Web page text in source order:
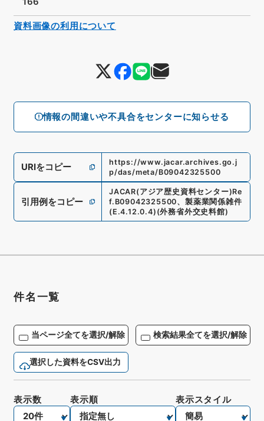
情報の間違いや不具合をセンターに知らせる
URIをコピー
https://www.jacar.archives.go.j
p/das/meta/B09042325500
引用例をコピー
JACAR(アジア歴史資料センター)Re
f. B09042325500、 製薬業関係雑件
(E.4.12.0.4) (外務省外交史料館)
資料画像の利用について
件名一覧
当ページ全てを選択/解除 検索結果全てを選択/解除
選択した資料をCSV出力
表示数 表示順 表示スタイル